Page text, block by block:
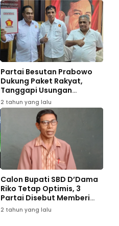
Partai Besutan Prabowo
Dukung Paket Rakyat,
Tanggapi Usungan
Tunggal DPD Gerindra NTT,
Adam Mone; Itu urusan DPP
2 tahun yang lalu
Calon Bupati SBD D’Dama
Riko Tetap Optimis, 3
Partai Disebut Memberi
Lampu Hijau
2 tahun yang lalu